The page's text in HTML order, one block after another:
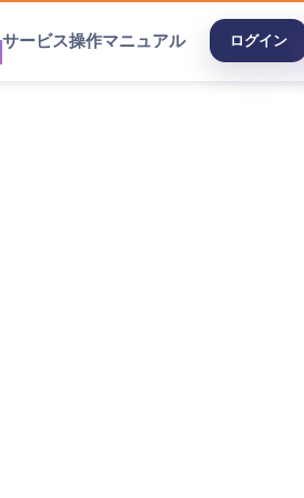
サービス操作マニュアル ログイン